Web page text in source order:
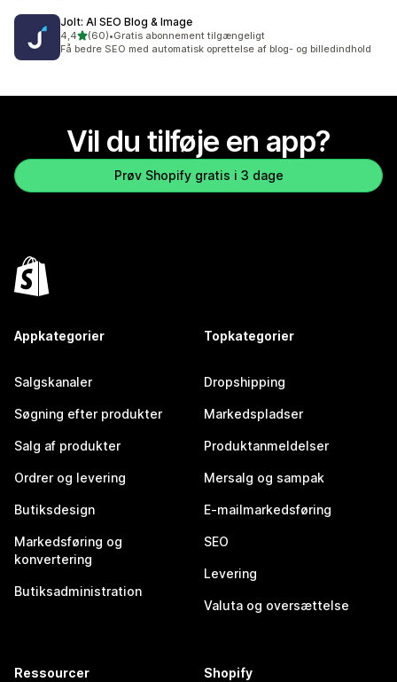
Jolt: AI SEO Blog & Image
4,4ud af 5 stjerner
(60)
60 anmeldelser i alt
•Gratis abonnement tilgængeligt
Få bedre SEO med automatisk oprettelse af blog- og billedindhold
Vil du tilføje en app?
Prøv Shopify gratis i 3 dage
Appkategorier
Salgskanaler
Søgning efter produkter
Salg af produkter
Ordrer og levering
Butiksdesign
Markedsføring og
konvertering
Butiksadministration
Topkategorier
Dropshipping
Markedspladser
Produktanmeldelser
Mersalg og sampak
E-mailmarkedsføring
SEO
Levering
Valuta og oversættelse
Ressourcer Shopify